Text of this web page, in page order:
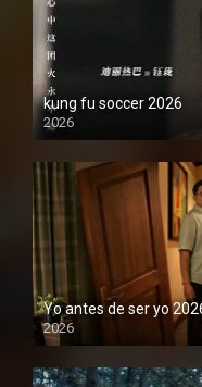
kung fu soccer 2026
2026
1080P
Yo antes de ser yo
2026
1080P